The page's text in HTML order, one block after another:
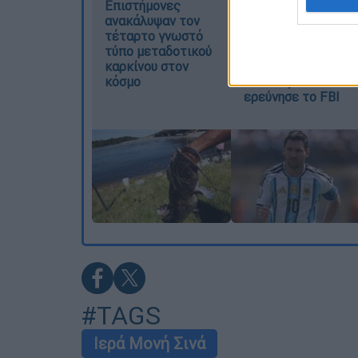
web or
I want
I want
I want
Επιστήμονες
ανακάλυψαν τον
τέταρτο γνωστό
τύπο μεταδοτικού
καρκίνου στον
κόσμο
«Θα ανατινάξω τον
απειλές που
ερεύνησε το FBI
#TAGS
Ιερά Μονή Σινά